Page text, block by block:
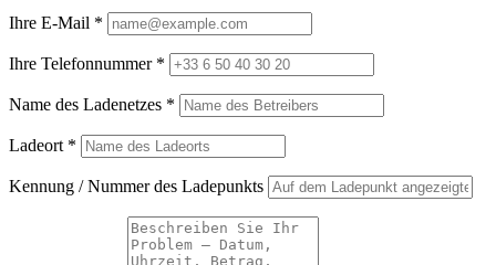
Ihre E-Mail *
Ihre Telefonnummer*
Name des Ladenetzes *
Ladeort*
Kennung / Nummer des Ladepunkts